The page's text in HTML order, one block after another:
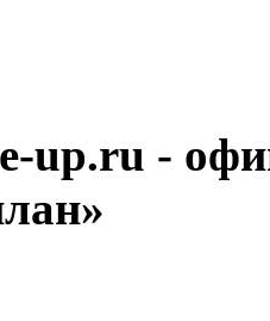
up.ru -